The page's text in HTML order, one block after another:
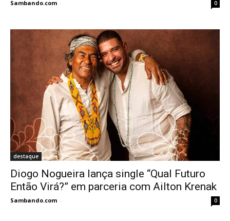
Sambando.com - 0
destaque
Diogo Nogueira lança single “Qual Futuro
Então Virá?” em parceria com Ailton Krenak
Sambando.com - 0